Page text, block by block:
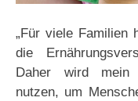
„Für viele Familien
die
Daher wird mein
nutzen, um